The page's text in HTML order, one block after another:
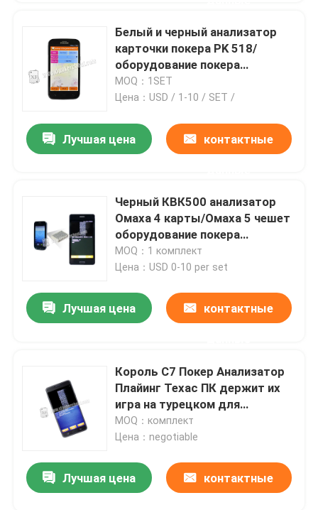
Белый и черный анализатор
карточки покера PK 518/
оборудование покера
обжуливая
MOQ：1SET
Цена：USD / 1-10 / SET /
Лучшая цена контактные
Черный КВК500 анализатор
Омаха 4 карты/Омаха 5 чешет
оборудование покера
обжуливая
MOQ：1 комплект
Цена：USD 0-10 per set
Лучшая цена контактные
Король С7 Покер Анализатор
Плайинг Техас ПК держит их
игра на турецком для
плутовки покера
MOQ：комплект
Цена：negotiable
Лучшая цена контактные